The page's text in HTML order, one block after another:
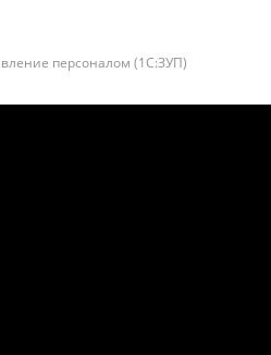
персоналом (1С:ЗУП)